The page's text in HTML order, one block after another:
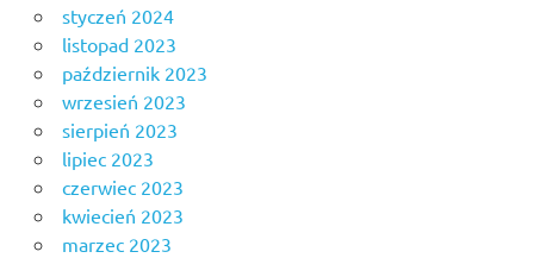
styczeń 2024
listopad 2023
październik 2023
wrzesień 2023
sierpień 2023
lipiec 2023
czerwiec 2023
kwiecień 2023
marzec 2023